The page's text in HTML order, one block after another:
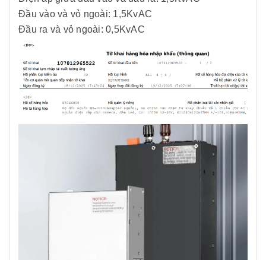
Đầu vào và vỏ ngoài: 1,5KvAC
Đầu ra và vỏ ngoài: 0,5KvAC